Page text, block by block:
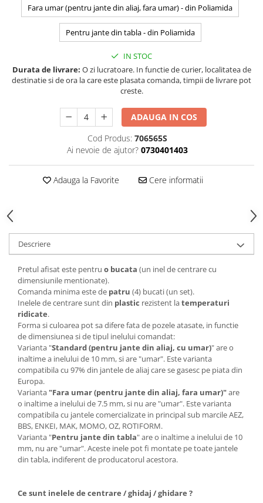
Fara umar (pentru jante din aliaj, fara umar) - din Poliamida
Pentru jante din tabla - din Poliamida
IN STOC
Durata de livrare: O zi lucratoare. In functie de curier, localitatea de
destinatie si de ora la care este plasata comanda, timpii de livrare pot
creste.
ADAUGA IN COS
Cod Produs: 706565S
Ai nevoie de ajutor? 0730401403
Adauga la Favorite Cere informatii
Descriere
Pretul afisat este pentru o bucata (un inel de centrare cu
dimensiunile mentionate).
Comanda minima este de patru (4) bucati (un set).
Inelele de centrare sunt din plastic rezistent latemperaturi
ridicate.
Forma si culoarea pot sa difere fata de pozele atasate, in functie
de dimensiunea si de tipul inelului comandat:
Varianta "Standard (pentru jante din aliaj, cu umar)" are o
inaltime a inelului de 10 mm, si are "umar". Este varianta
compatibila cu 97% din jantele de aliaj care se gasesc pe piata din
Europa.
Varianta "Fara umar (pentru jante din aliaj, fara umar)"are
o inaltime a inelului de 7.5 mm, si nu are "umar". Este varianta
compatibila cu jantele comercializate in principal sub marcile AEZ,
BBS, ENKEI, MAK, MOMO, OZ, ROTIFORM.
Varianta "Pentru jante din tabla" are o inaltime a inelului de 10
mm, nu are "umar". Aceste inele pot fi montate pe toate jantele
din tabla, indiferent de producatorul acestora.
Ce sunt inelele de centrare / ghidaj / ghidare ?